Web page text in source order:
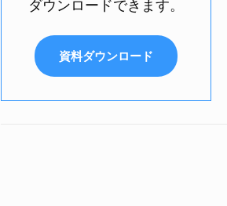
ダウンロードできます。
資料ダウンロード